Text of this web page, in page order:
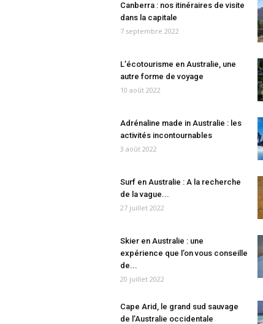
Canberra : nos itinéraires de visite
dans la capitale
7 septembre 2022
L’écotourisme en Australie, une
autre forme de voyage
10 août 2022
Adrénaline made in Australie : les
activités incontournables
3 août 2022
Surf en Australie : A la recherche
de la vague...
27 juillet 2022
Skier en Australie : une
expérience que l’on vous conseille
de...
20 juillet 2022
Cape Arid, le grand sud sauvage
de l’Australie occidentale